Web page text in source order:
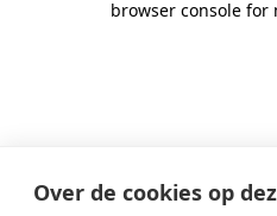
Over de cookies op
browser console